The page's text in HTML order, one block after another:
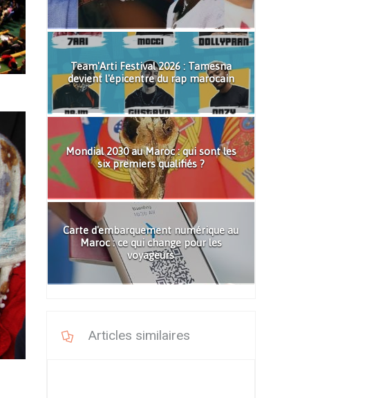
Team'Arti Festival 2026 : Tamesna
devient l'épicentre du rap marocain
Mondial 2030 au Maroc : qui sont les
six premiers qualifiés ?
Carte d'embarquement numérique au
Maroc : ce qui change pour les
voyageurs
Articles similaires